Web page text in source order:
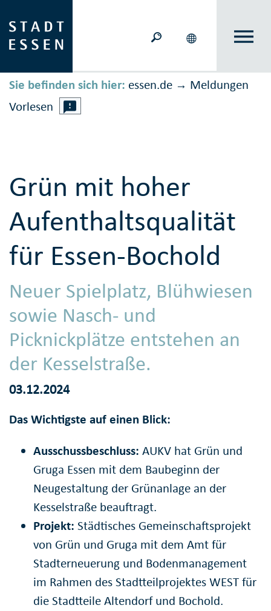
Sie befinden sich hier: essen.de → Meldungen
Vorlesen
Grün mit hoher
Aufenthaltsqualität
für Essen-Bochold
Neuer Spielplatz, Blühwiesen
sowie Nasch- und
Picknickplätze entstehen an
der Kesselstraße.
03.12.2024
Das Wichtigste auf einen Blick:
Ausschussbeschluss: AUKV hat Grün und
Gruga Essen mit dem Baubeginn der
Neugestaltung der Grünanlage an der
Kesselstraße beauftragt.
Projekt: Städtisches Gemeinschaftsprojekt
von Grün und Gruga mit dem Amt für
Stadterneuerung und Bodenmanagement
im Rahmen des Stadtteilprojektes WEST für
die Stadtteile Altendorf und Bochold.